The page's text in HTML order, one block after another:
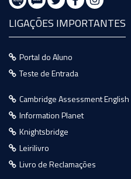
LIGAÇÕES IMPORTANTES
Portal do Aluno
Teste de Entrada
Cambridge Assessment English
Information Planet
Knightsbridge
Leirilivro
Livro de Reclamações